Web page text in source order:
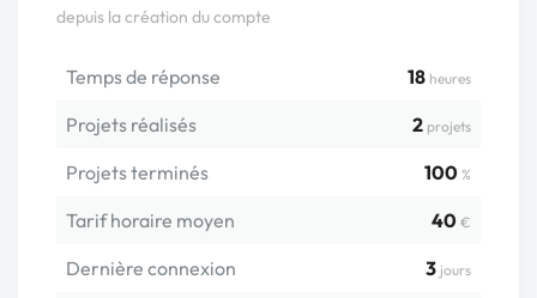
depuis la création du compte
Temps de réponse 18 heures
Projets réalisés 2 projets
Projets terminés 100 %
Tarif horaire moyen 40 €
Dernière connexion 3 jours